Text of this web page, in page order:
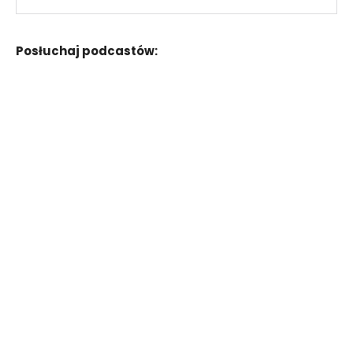
Posłuchaj podcastów: